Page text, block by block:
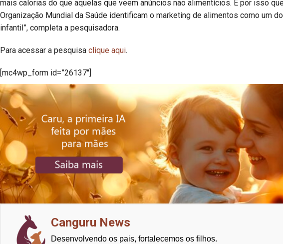
mais calorias do que aquelas que veem anúncios não alimentícios. É por isso
Organização Mundial da Saúde identificam o marketing de alimentos como um
infantil”, completa a pesquisadora.
Para acessar a pesquisa clique aqui.
[mc4wp_form id=”26137″]
Canguru News
Desenvolvendo os pais, fortalecemos os filhos.